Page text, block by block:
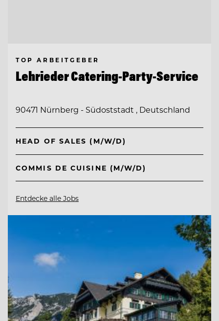
TOP ARBEITGEBER
Lehrieder Catering-Party-Service
90471 Nürnberg - Südoststadt , Deutschland
HEAD OF SALES (M/W/D)
COMMIS DE CUISINE (M/W/D)
Entdecke alle Jobs